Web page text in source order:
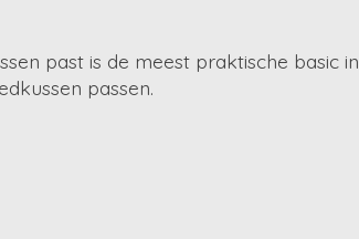
past is de meest praktische basic
passen.